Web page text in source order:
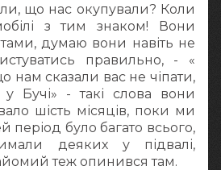
що нас окупували? Коли
з тим знаком! Вони
думаю вони навіть не
правильно, - «
нам сказали вас не чіпати,
Бучі» - такі слова вони
шість місяців, поки ми
період було багато всього,
деяких у підвалі,
теж опинився там.